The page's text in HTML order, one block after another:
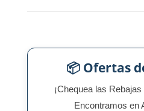
📦 Ofertas
¡Chequea las
Encontramos en